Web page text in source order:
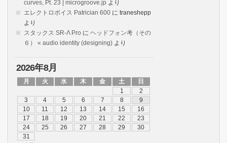
curves, Pt. 23 | microgroove.jp より
エレクトロボイス Patrician 600 に traneshepp
より
スタックス SR-Λ Pro に ヘッドフォン考（その
６） « audio identity (designing) より
2026年8月
月 火 水 木 金 土
日
1
2
3
4 5 6 7 8
9
10
11 12 13 14 15
16
17
18 19 20 21 22
23
24
25 26 27 28 29
30
31